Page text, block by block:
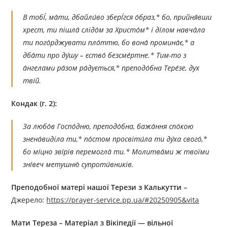
В тобі́́, ма́ти, дбайли́во збері́́гся о́браз,* бо, прийня́вши
хрест, ти пішла́ слідо́м за Христо́м* і ді́лом навча́ла
ти пого́рджувати пло́ттю, бо вона́ промина́є,* а
дба́ти про ду́шу – єство́ безсме́ртне.* Тим-то з
а́нгелами ра́зом ра́дується,* преподо́бна Тере́зе, дух
твій.
Кондак (г. 2):
За любо́в Госпо́дню, преподо́бна, бажа́ння спо́кою
знена́виділа ти,* по́стом просвіти́ла ти ду́ха свого́,*
бо мі́цно зві́рів перемогла́ ти.* Молитва́ми ж твоїми
зні́веч метушню́ супроти́вників.
Преподобної матері нашої Терези з Калькутти –
Джерелo: https://prayer-service.pp.ua/#20250905&vita
Мати Тереза – Матеріал з Вікіпедії — вільної